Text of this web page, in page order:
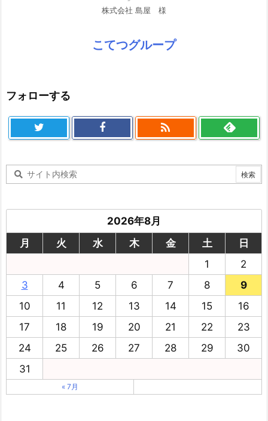
株式会社 島屋 様
こてつグループ
フォローする

2026年8月
月
火 水 木 金 土
日
1
2
3
4 5 6 7 8
9
10
11 12 13 14 15
16
17
18 19 20 21 22
23
24
25 26 27 28 29
30
31
« 7月